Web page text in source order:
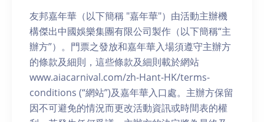
友邦嘉年華（以下簡稱 "嘉年華"）由活動主辦機
構傑出中國娛樂集團有限公司製作（以下簡稱“主
辦方”）。門票之發放和嘉年華入場須遵守主辦方
的條款及細則，這些條款及細則載於網站
www.aiacarnival.com/zh-Hant-HK/terms-
conditions (“網站”)及嘉年華入口處。主辦方保留
因不可避免的情況而更改活動資訊或時間表的權